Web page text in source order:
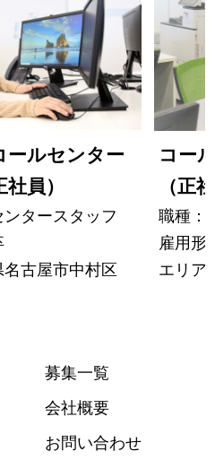
ールセンター
員）
タースタッフ
古屋市中村区
コー
（正
職種：
雇用形
エリア
募集一覧
会社概要
お問い合わせ